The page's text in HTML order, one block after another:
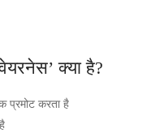
क्या है?
प्रमोट करता है